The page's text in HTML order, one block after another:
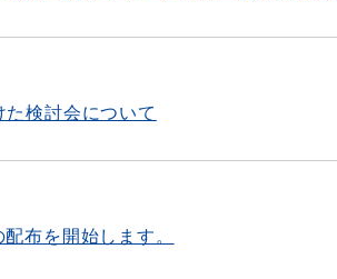
検討会について
布を開始します。